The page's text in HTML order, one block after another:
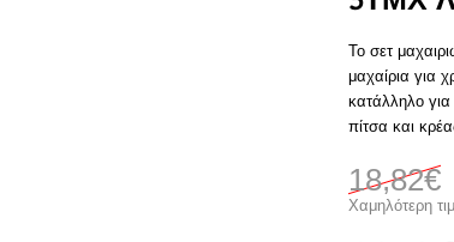
Το σετ
μαχαίρια για
κατάλληλο
πίτσα και
18,82€
Χαμηλότερη